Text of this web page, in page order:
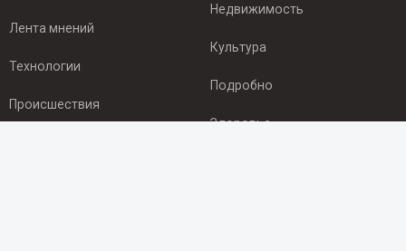
Лента мнений
Технологии
Происшествия
Недвижимость
Культура
Подробно
Здоровье